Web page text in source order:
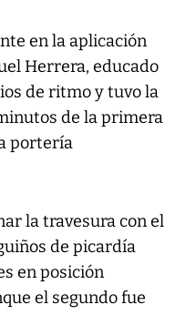
en la aplicación
Herrera, educado
de ritmo y tuvo la
de la primera
portería
la travesura con el
de picardía
en posición
el segundo fue